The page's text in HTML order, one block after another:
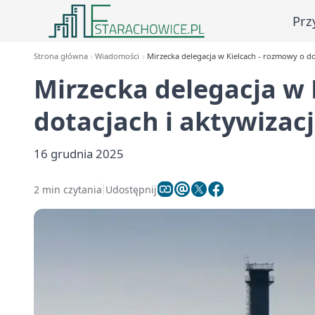
Strona główna Wiadomości Mirzecka delegacja w Kielcach - rozmowy o
Mirzecka delegacja w
dotacjach i
16 grudnia 2025
2 min czytania Udostępnij